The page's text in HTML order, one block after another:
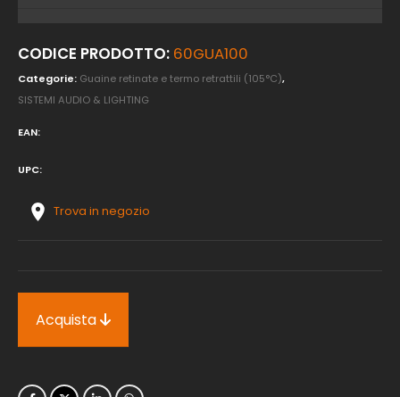
CODICE PRODOTTO: 60GUA100
Categorie: Guaine retinate e termo retrattili (105°C),
SISTEMI AUDIO & LIGHTING
EAN:
UPC:
Trova in negozio
Acquista